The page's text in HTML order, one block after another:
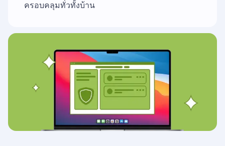
ครอบคลุมทั่วทั้งบ้าน